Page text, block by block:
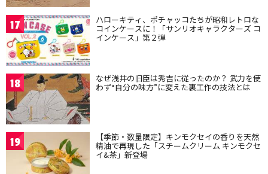
17 ハローキティ、ポチャッコたちが昭和レトロな
コインケースに！「サンリオキャラクターズ コ
インケース」第２弾
18 なぜ浅井の旧臣は秀吉に従ったのか？ 武力を使
わず“自分の味方”に変えた裏工作の技法とは
19 【季節・数量限定】キンモクセイの香りを天然
精油で再現した「スチームクリーム キンモクセ
イ&茶」新登場